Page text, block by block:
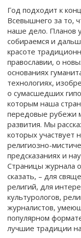
Год подходит к
Всевышнего за то,
наше дело. Планов
собираемся и
красоте
православии, о
основаниях
технологиях,
о сумасшедших
которым наша
передовые рубежи
развития. Мы
которых участвует
религиозно-
предсказаниях и
Страницы журнала
сказать, – для
религий, для
культурологов,
журналистов,
популярном
лучшие традиции